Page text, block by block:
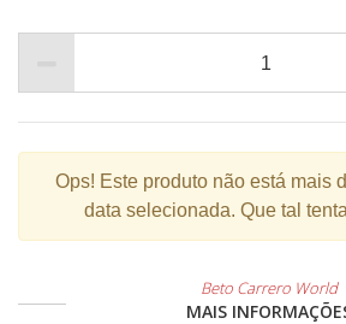
Ops! Este produto não está mais
data selecionada. Que tal
Beto Carrero World
MAIS